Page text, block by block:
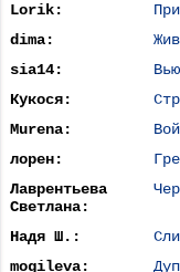
Lorik:
dima:
sia14:
Кукося:
Murena:
лорен:
Лаврентьева
Светлана:
Надя Ш.:
mogileva: